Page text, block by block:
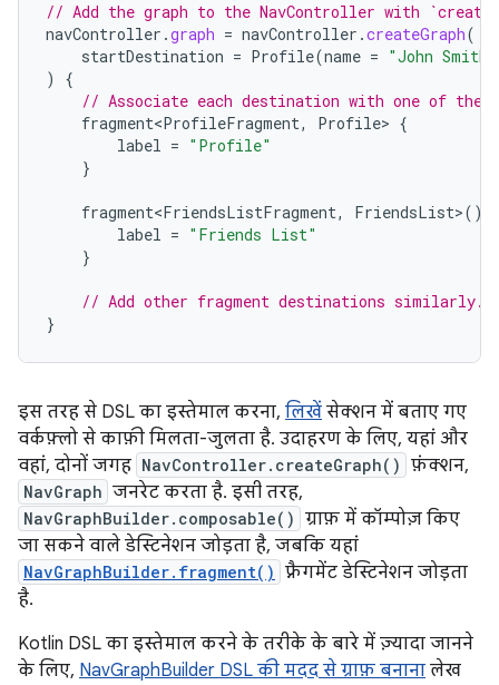
// Add the graph to the NavController with
navController .graph = navController .createGraph(
startDestination = Profile(name = "John Smith"
)
{
// Associate each destination with one of the
fragment<ProfileFragment, Profile> {
label = "Profile"
}
fragment<FriendsListFragment, FriendsList>()
label = "Friends List"
}
// Add other fragment destinations similarly.
}
इस तरह से DSL का इस्तेमाल करना, लिखें सेक्शन में बताए गए
वर्कफ़्लो से काफ़ी मिलता-जुलता है. उदाहरण के लिए, यहां और
वहां, दोनों जगह NavController.createGraph() फ़ंक्शन,
NavGraph जनरेट करता है. इसी तरह,
NavGraphBuilder.composable() ग्राफ़ में कॉम्पोज़ किए
जा सकने वाले डेस्टिनेशन जोड़ता है, जबकि यहां
NavGraphBuilder.fragment() फ़्रैगमेंट डेस्टिनेशन जोड़ता
है.
Kotlin DSL का इस्तेमाल करने के तरीके के बारे में ज़्यादा जानने
के लिए, NavGraphBuilder DSL की मदद से ग्राफ़ बनाना लेख